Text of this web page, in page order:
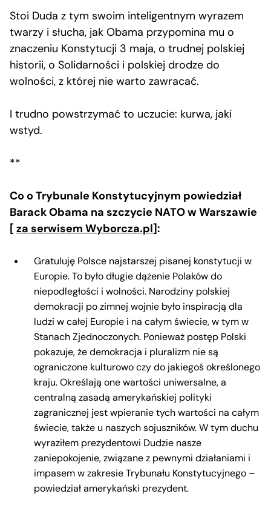
Stoi Duda z tym swoim inteligentnym wyrazem
twarzy i słucha, jak Obama przypomina mu o
znaczeniu Konstytucji 3 maja, o trudnej polskiej
historii, o Solidarności i polskiej drodze do
wolności, z której nie warto zawracać.
I trudno powstrzymać to uczucie: kurwa, jaki
wstyd.
**
Co o Trybunale Konstytucyjnym powiedział
Barack Obama na szczycie NATO w Warszawie
[ za serwisem Wyborcza.pl]:
Gratuluję Polsce najstarszej pisanej konstytucji w
Europie. To było długie dążenie Polaków do
niepodległości i wolności. Narodziny polskiej
demokracji po zimnej wojnie było inspiracją dla
ludzi w całej Europie i na całym świecie, w tym w
Stanach Zjednoczonych. Ponieważ postęp Polski
pokazuje, że demokracja i pluralizm nie są
ograniczone kulturowo czy do jakiegoś określonego
kraju. Określają one wartości uniwersalne, a
centralną zasadą amerykańskiej polityki
zagranicznej jest wpieranie tych wartości na całym
świecie, także u naszych sojuszników. W tym duchu
wyraziłem prezydentowi Dudzie nasze
zaniepokojenie, związane z pewnymi działaniami i
impasem w zakresie Trybunału Konstytucyjnego –
powiedział amerykański prezydent.